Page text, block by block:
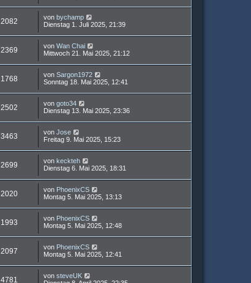
2082 von bychamp
Dienstag 1. Juli 2025, 21:39
2369 von Wan Chai
Mittwoch 21. Mai 2025, 21:12
1768 von Sargon1972
Sonntag 18. Mai 2025, 12:41
2502 von goto34
Dienstag 13. Mai 2025, 23:36
3463 von Jose
Freitag 9. Mai 2025, 15:23
2699 von keckteh
Dienstag 6. Mai 2025, 18:31
2020 von PhoenixCS
Montag 5. Mai 2025, 13:13
1993 von PhoenixCS
Montag 5. Mai 2025, 12:48
2097 von PhoenixCS
Montag 5. Mai 2025, 12:41
4781 von steveUK